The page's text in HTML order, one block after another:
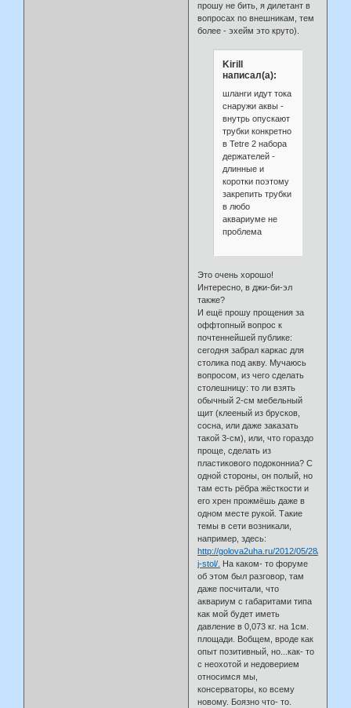
прошу не бить, я дилетант в
вопросах по внешникам, тем
более - эхейм это круто).
Kirill
написал(а):
шланги идут тока
снаружи аквы -
внутрь опускают
трубки конкретно
в Tetre 2 набора
держателей -
длинные и
коротки поэтому
закрепить трубки
в любо
аквариуме не
проблема
Это очень хорошо!
Интересно, в джи-би-эл
также?
И ещё прошу прощения за
оффтопный вопрос к
почтеннейшей публике:
сегодня забрал каркас для
столика под акву. Мучаюсь
вопросом, из чего сделать
столешницу: то ли взять
обычный 2-см мебельный
щит (клееный из брусков,
сосна, или даже заказать
такой 3-см), или, что гораздо
проще, сделать из
пластикового подоконниа? С
одной стороны, он полый, но
там есть рёбра жёсткости и
его хрен прожмёшь даже в
одном месте рукой. Такие
темы в сети возникали,
например, здесь:
http://golova2uha.ru/2012/05/28/
j-stol/. На каком- то форуме
об этом был разговор, там
даже посчитали, что
аквариум с габаритами типа
как мой будет иметь
давление в 0,073 кг. на 1см.
площади. Вобщем, вроде как
опыт позитивный, но...как- то
с неохотой и недоверием
относимся мы,
консерваторы, ко всему
новому. Боязно что- то.